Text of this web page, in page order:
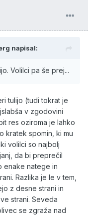
napisal:
Volilci pa še prej...
tulijo (tudi tokrat je
v zgodovini
res oziroma je lahko
kratek spomin, ki mu
volilci so najbolj
da bi preprečil
enake natege in
Razlika je le v tem,
z desne strani in
strani. Seveda
se zgraža nad